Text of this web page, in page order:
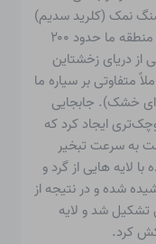
نمک (کلرید سدیم)
و نمک های پتاسیم و منیزیم. ذخایر نمک در منطقه ما حدود ۲۰۰
دریای زخشتاین
متفاوتی بر سیاره ما
خشک). جابجایی
ایجاد کرد که
به سرعت تبخیر
هایی از گرد و
شده و در نتیجه از
شد و لایه
کرد.